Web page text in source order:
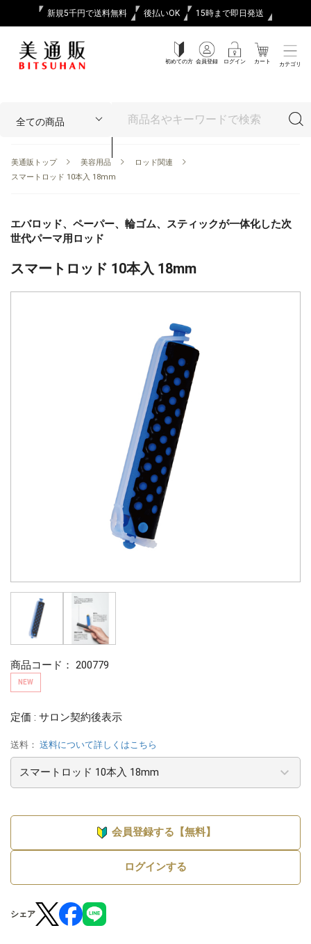
新規5千円で送料無料 後払いOK 15時まで即日発送
初めての方 会員登録 ログイン カート カテゴリ
美通販トップ 美容用品
ロッド関連
スマートロッド 10本入 18mm
エバロッド、ペーパー、輪ゴム、スティックが一体化した次
世代パーマ用ロッド
スマートロッド 10本入 18mm
商品コード： 200779
NEW
定価 : サロン契約後表示
送料： 送料について詳しくはこちら
会員登録する【無料】
ログインする
シェア